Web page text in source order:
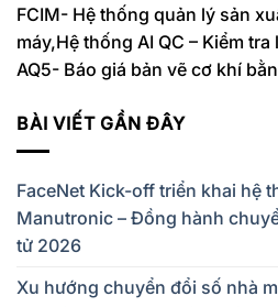
FCIM- Hệ thống quản lý sản
máy,Hệ thống AI QC – Kiểm
AQ5- Báo giá bản vẽ cơ khí
BÀI VIẾT GẦN ĐÂY
FaceNet Kick-off triển khai hệ
Manutronic – Đồng hành
tử 2026
Xu hướng chuyển đổi số nhà